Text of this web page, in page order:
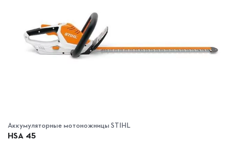
Аккумуляторные мотоножницы STIHL
HSA 45